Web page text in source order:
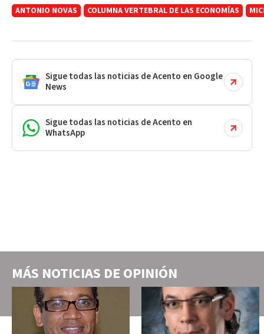
ANTONIO NOVAS COLUMNA VERTEBRAL DE LAS ECONOMÍAS
Sigue todas las noticias de Acento en Google
News
Sigue todas las noticias de Acento en
WhatsApp
MÁS NOTICIAS DE OPINIÓN